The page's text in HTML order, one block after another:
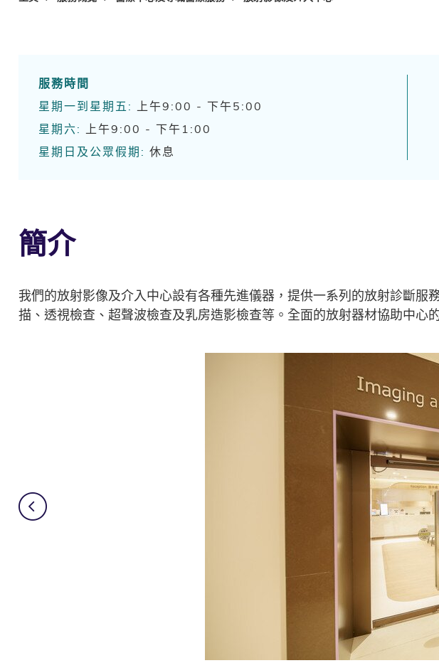
服務時間
星期一到星期五: 上午9:00 - 下午5:00
星期六: 上午9:00 - 下午1:00
星期日及公眾假期: 休息
簡介
我們的放射影像及介入中心設有各種先進儀器，提供一系列的放射診斷
描、透視檢查、超聲波檢查及乳房造影檢查等。全面的放射器材協助中心